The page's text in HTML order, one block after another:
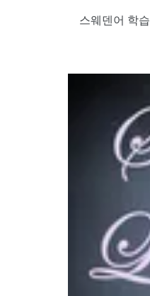
스웨덴어 학습